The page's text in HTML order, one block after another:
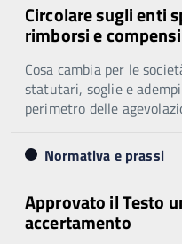
Circolare sugli enti
rimborsi e compensi
Cosa cambia per le
statutari, soglie e
perimetro delle
Normativa e prassi
Approvato il Testo
accertamento